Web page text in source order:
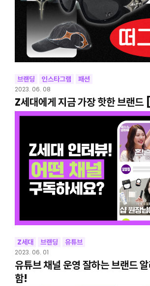
브랜딩 인스타그램 패션
2023. 06. 08
Z세대에게 지금 가장 핫한 브랜드
Z세대 브랜딩 유튜브
2023. 06. 01
유튜브 채널 운영 잘하는 브랜드
함!